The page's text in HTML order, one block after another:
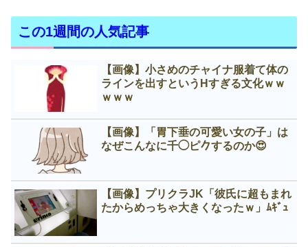
この1週間の人気記事
【画像】小さめのチャイナ服着て体の
ラインを出すというНすぎる文化ｗｗ
ｗｗｗ
【画像】「胃下垂の可愛い女の子」は
なぜこんなに千◯ピ𠂊するのか😍
【画像】プリクラJK「彼氏に超もまれ
たからめっちゃ大きくなったｗ」ﾑｷﾞｭ